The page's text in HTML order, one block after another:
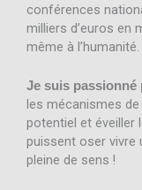
conférences
milliers d’euros en
même à l’humanité.
Je suis passionné
les mécanismes de
potentiel et éveiller
puissent oser vivre
pleine de sens !